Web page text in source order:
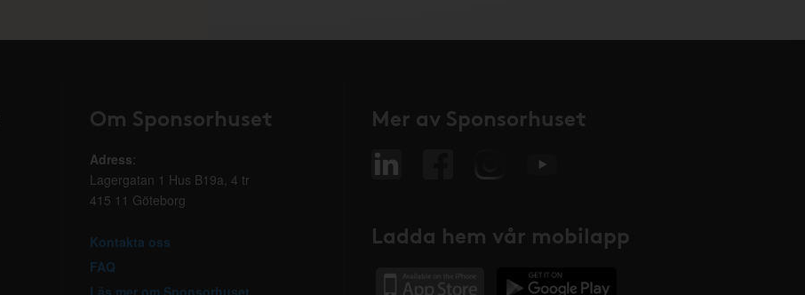
Om Sponsorhuset
Adress:
Lagergatan 1 Hus B19a, 4 tr
415 11 Göteborg
Kontakta oss
FAQ
Läs mer om Sponsorhuset
Mer av Sponsorhuset
Ladda hem vår mobilapp